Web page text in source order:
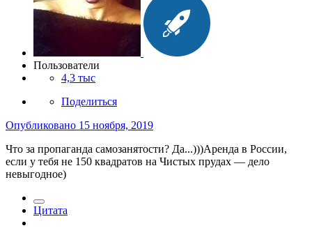
Пользователи
4,3 тыс
Поделиться
Опубликовано 15 ноября, 2019
Что за пропаганда самозанятости? Да...)))Аренда в России,
если у тебя не 150 квадратов на Чистых прудах — дело
невыгодное)
Цитата